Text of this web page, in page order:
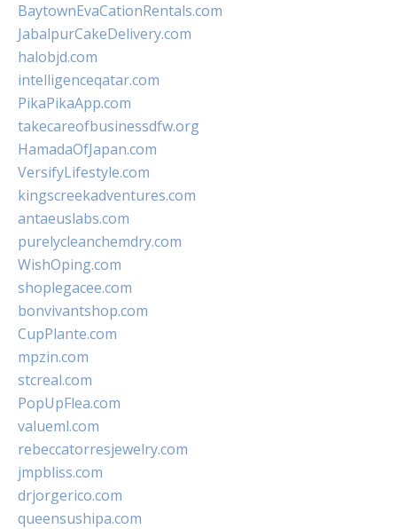
BaytownEvaCationRentals.com
JabalpurCakeDelivery.com
halobjd.com
intelligenceqatar.com
PikaPikaApp.com
takecareofbusinessdfw.org
HamadaOfJapan.com
VersifyLifestyle.com
kingscreekadventures.com
antaeuslabs.com
purelycleanchemdry.com
WishOping.com
shoplegacee.com
bonvivantshop.com
CupPlante.com
mpzin.com
stcreal.com
PopUpFlea.com
valueml.com
rebeccatorresjewelry.com
jmpbliss.com
drjorgerico.com
queensushipa.com